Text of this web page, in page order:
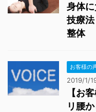
身体
技療法
整体
お客様の
2019/1/
【お
リ腰